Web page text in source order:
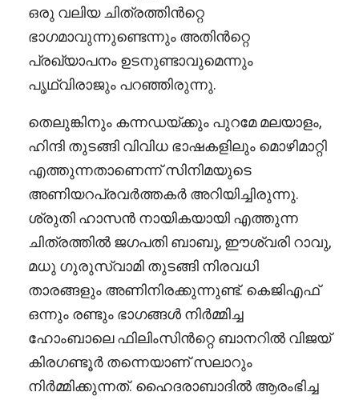
ഒരു വലിയ ചിത്രത്തിൻറ്റെ
ഭാഗമാവുന്നുണ്ടെന്നും അതിൻറ്റെ
പ്രഖ്യാപനം ഉടനുണ്ടാവുമെന്നും
പൃഥ്വിരാജും പറഞ്ഞിരുന്നു.
തെലുങ്കിനും കന്നഡയ്ക്കും പുറമേ മലയാളം,
ഹിന്ദി തുടങ്ങി വിവിധ ഭാഷകളിലും മൊഴിമാറ്റി
എത്തുന്നതാണെന്ന് സിനിമയുടെ
അണിയറപ്രവർത്തകർ അറിയിച്ചിരുന്നു.
ശ്രുതി ഹാസൻ നായികയായി എത്തുന്ന
ചിത്രത്തിൽ ജഗപതി ബാബു, ഈശ്വരി റാവു,
മധു ഗുരുസ്വാമി തുടങ്ങി നിരവധി
താരങ്ങളും അണിനിരക്കുന്നുണ്ട്. കെജിഎഫ്
ഒന്നും രണ്ടും ഭാഗങ്ങൾ നിർമ്മിച്ച
ഹോംബാലെ ഫിലിംസിൻറ്റെ ബാനറിൽ വിജയ്
കിരഗണ്ടൂർ തന്നെയാണ് സലാറും
നിർമ്മിക്കുന്നത്. ഹൈദരാബാദിൽ ആരംഭിച്ച